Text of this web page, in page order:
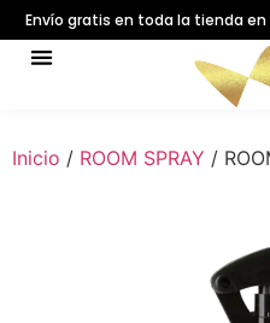
Envío gratis en toda la tienda
Inicio / ROOM SPRAY /